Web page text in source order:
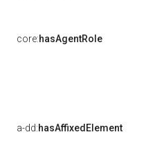
core:hasAgentRole
a-dd:hasAffixedElement